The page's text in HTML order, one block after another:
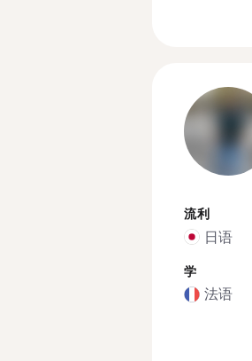
流利
日语
学
法语